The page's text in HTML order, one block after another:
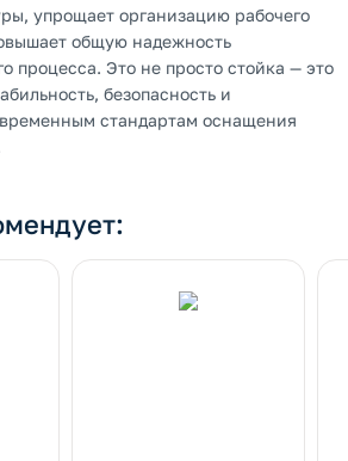
упрощает организацию рабочего
общую надежность
процесса. Это не просто стойка — это
безопасность и
стандартам оснащения